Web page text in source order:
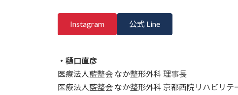
Instagram 公式 Line
・樋口直彦
医療法人藍整会 なか整形外科 理事長
医療法人藍整会 なか整形外科 京都西院リハビリテ